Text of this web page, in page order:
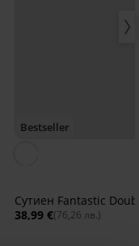
Bestseller
Сутиен Fantastic
38,99 €(76,26 лв.)